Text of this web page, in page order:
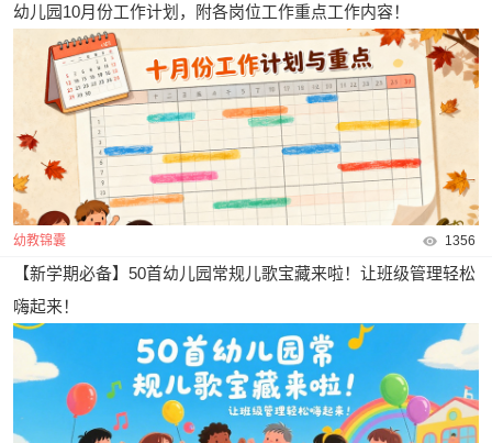
幼儿园10月份工作计划，附各岗位工作重点工作内容！
幼教锦囊 1356
【新学期必备】50首幼儿园常规儿歌宝藏来啦！让班级管理轻松
嗨起来！